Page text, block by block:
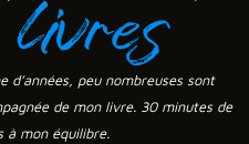
d’années, peu nombreuses sont
de mon livre. 30 minutes de
à mon équilibre.